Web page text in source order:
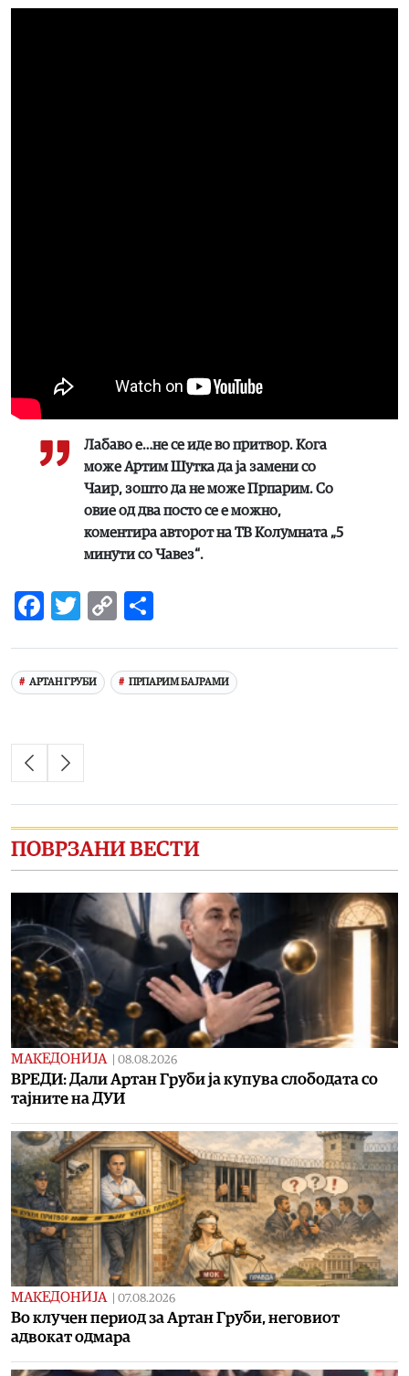
Лабаво е…не се иде во притвор. Кога
може Артим Шутка да ја замени со
Чаир, зошто да не може Прпарим. Со
овие од два посто се е можно,
коментира авторот на ТВ Колумната „5
минути со Чавез“.
Facebook
Twitter
Copy
АРТАН ГРУБИ ПРПАРИМ БАЈРАМИ
ПОВРЗАНИ ВЕСТИ
МАКЕДОНИЈА | 08.08.2026
ВРЕДИ: Дали Артан Груби ја купува слободата со
тајните на ДУИ
МАКЕДОНИЈА | 07.08.2026
Во клучен период за Артан Груби, неговиот
адвокат одмара